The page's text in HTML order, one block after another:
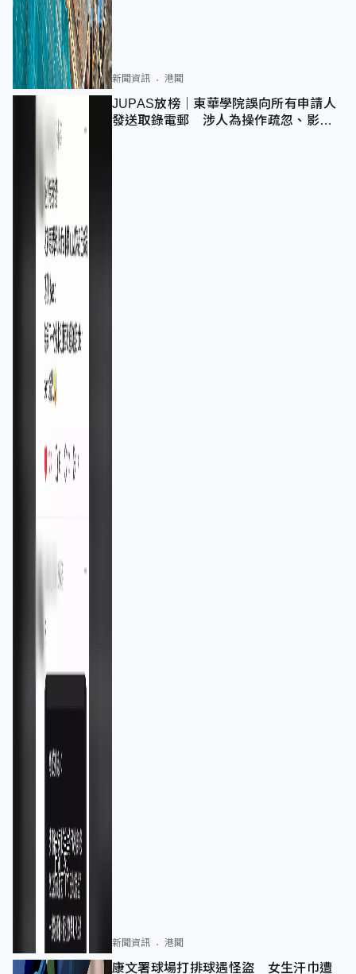
新聞資訊 港聞
JUPAS放榜｜東華學院誤向所有申請人
發送取錄電郵 涉人為操作疏忽、影響
新聞資訊 港聞
康文署球場打排球遇怪盜 女生汗巾遭